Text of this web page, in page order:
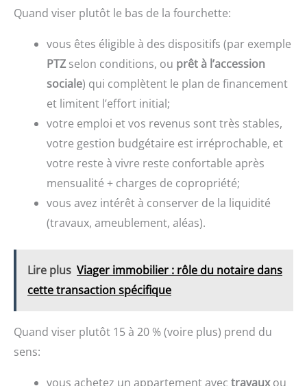
Quand viser plutôt le bas de la fourchette:
vous êtes éligible à des dispositifs (par exemple
PTZselon conditions, ou prêt à l’accession
sociale) qui complètent le plan de financement
et limitent l’effort initial;
votre emploi et vos revenus sont très stables,
votre gestion budgétaire est irréprochable, et
votre reste à vivre reste confortable après
mensualité + charges de copropriété;
vous avez intérêt à conserver de la liquidité
(travaux, ameublement, aléas).
Lire plus Viager immobilier : rôle du notaire dans
cette transaction spécifique
Quand viser plutôt 15 à 20 % (voire plus) prend du
sens:
vous achetez un appartement avec travauxou